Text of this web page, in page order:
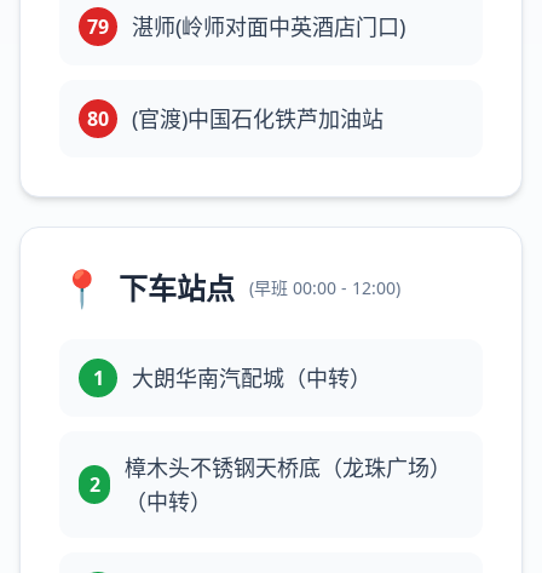
79 湛师(岭师对面中英酒店门口)
80 (官渡)中国石化铁芦加油站
📍 下车站点 (早班 00:00 - 12:00)
1 大朗华南汽配城（中转）
2
樟木头不锈钢天桥底（龙珠广场）
（中转）